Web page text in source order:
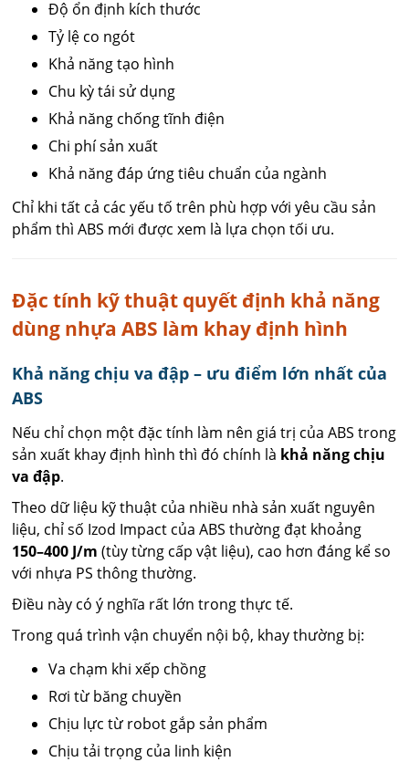
Độ ổn định kích thước
Tỷ lệ co ngót
Khả năng tạo hình
Chu kỳ tái sử dụng
Khả năng chống tĩnh điện
Chi phí sản xuất
Khả năng đáp ứng tiêu chuẩn của ngành
Chỉ khi tất cả các yếu tố trên phù hợp với yêu cầu sản
phẩm thì ABS mới được xem là lựa chọn tối ưu.
Đặc tính kỹ thuật quyết định khả năng
dùng nhựa ABS làm khay định hình
Khả năng chịu va đập – ưu điểm lớn nhất của
ABS
Nếu chỉ chọn một đặc tính làm nên giá trị của ABS trong
sản xuất khay định hình thì đó chính là khả năng chịu
va đập.
Theo dữ liệu kỹ thuật của nhiều nhà sản xuất nguyên
liệu, chỉ số Izod Impact của ABS thường đạt khoảng
150–400 J/m (tùy từng cấp vật liệu), cao hơn đáng kể so
với nhựa PS thông thường.
Điều này có ý nghĩa rất lớn trong thực tế.
Trong quá trình vận chuyển nội bộ, khay thường bị:
Va chạm khi xếp chồng
Rơi từ băng chuyền
Chịu lực từ robot gắp sản phẩm
Chịu tải trọng của linh kiện